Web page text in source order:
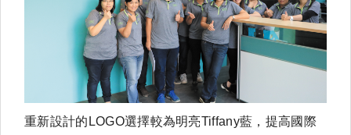
重新設計的LOGO選擇較為明亮Tiffany藍，提高國際